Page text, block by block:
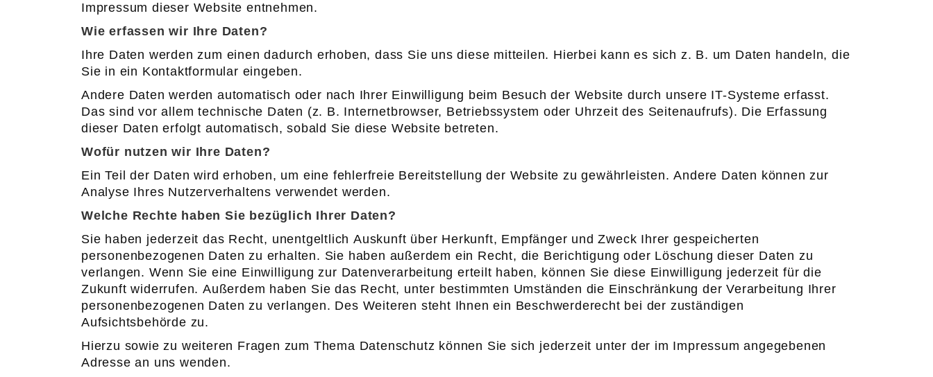
Impressum dieser Website entnehmen.
Wie erfassen wir Ihre Daten?
Ihre Daten werden zum einen dadurch erhoben, dass Sie uns diese mitteilen. Hierbei kann es sich z. B. um Daten handeln, die
Sie in ein Kontaktformular eingeben.
Andere Daten werden automatisch oder nach Ihrer Einwilligung beim Besuch der Website durch unsere IT-Systeme erfasst.
Das sind vor allem technische Daten (z. B. Internetbrowser, Betriebssystem oder Uhrzeit des Seitenaufrufs). Die Erfassung
dieser Daten erfolgt automatisch, sobald Sie diese Website betreten.
Wofür nutzen wir Ihre Daten?
Ein Teil der Daten wird erhoben, um eine fehlerfreie Bereitstellung der Website zu gewährleisten. Andere Daten können zur
Analyse Ihres Nutzerverhaltens verwendet werden.
Welche Rechte haben Sie bezüglich Ihrer Daten?
Sie haben jederzeit das Recht, unentgeltlich Auskunft über Herkunft, Empfänger und Zweck Ihrer gespeicherten
personenbezogenen Daten zu erhalten. Sie haben außerdem ein Recht, die Berichtigung oder Löschung dieser Daten zu
verlangen. Wenn Sie eine Einwilligung zur Datenverarbeitung erteilt haben, können Sie diese Einwilligung jederzeit für die
Zukunft widerrufen. Außerdem haben Sie das Recht, unter bestimmten Umständen die Einschränkung der Verarbeitung Ihrer
personenbezogenen Daten zu verlangen. Des Weiteren steht Ihnen ein Beschwerderecht bei der zuständigen
Aufsichtsbehörde zu.
Hierzu sowie zu weiteren Fragen zum Thema Datenschutz können Sie sich jederzeit unter der im Impressum angegebenen
Adresse an uns wenden.